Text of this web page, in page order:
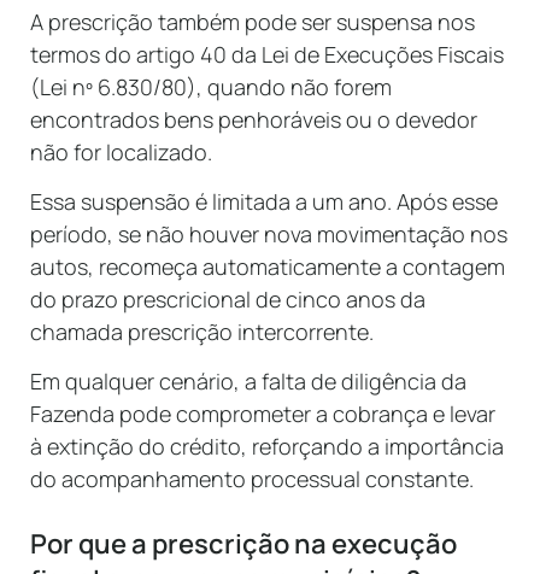
A prescrição também pode ser suspensa nos
termos do artigo 40 da Lei de Execuções Fiscais
(Lei nº 6.830/80), quando não forem
encontrados bens penhoráveis ou o devedor
não for localizado.
Essa suspensão é limitada a um ano. Após esse
período, se não houver nova movimentação nos
autos, recomeça automaticamente a contagem
do prazo prescricional de cinco anos da
chamada prescrição intercorrente.
Em qualquer cenário, a falta de diligência da
Fazenda pode comprometer a cobrança e levar
à extinção do crédito, reforçando a importância
do acompanhamento processual constante.
Por que a prescrição na execução